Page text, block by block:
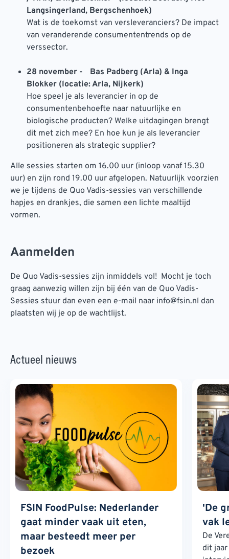
Langsingerland, Bergschenhoek)
Wat is de toekomst van versleveranciers? De impact
van veranderende consumententrends op de
verssector.
28 november - Bas Padberg (Arla) & Inga
Blokker (locatie: Arla, Nijkerk)
Hoe speel je als leverancier in op de
consumentenbehoefte naar natuurlijke en
biologische producten? Welke uitdagingen brengt
dit met zich mee? En hoe kun je als leverancier
positioneren als strategic supplier?
Alle sessies starten om 16.00 uur (inloop vanaf 15.30
uur) en zijn rond 19.00 uur afgelopen. Natuurlijk voorzien
we je tijdens de Quo Vadis-sessies van verschillende
hapjes en drankjes, die samen een lichte maaltijd
vormen.
Aanmelden
De Quo Vadis-sessies zijn inmiddels vol! Mocht je toch
graag aanwezig willen zijn bij één van de Quo Vadis-
Sessies stuur dan even een e-mail naar info@fsin.nl dan
plaatsten wij je op de wachtlijst.
Actueel nieuws
FSIN FoodPulse: Nederlander
gaat minder vaak uit eten,
maar besteedt meer per
bezoek
'De
vak
De
dit